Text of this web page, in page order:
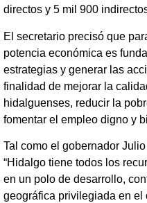
directos y 5 mil 900
El secretario precisó que
potencia económica es
estrategias y generar las
finalidad de mejorar la
hidalguenses, reducir la
fomentar el empleo digno y
Tal como el gobernador
“Hidalgo tiene todos los
en un polo de desarrollo,
geográfica privilegiada en el